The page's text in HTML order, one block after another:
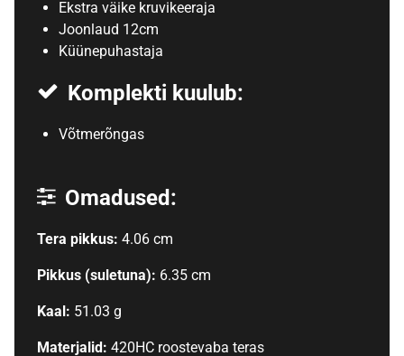
Ekstra väike kruvikeeraja
Joonlaud 12cm
Küünepuhastaja
Komplekti kuulub:
Võtmerõngas
Omadused:
Tera pikkus: 4.06 cm
Pikkus (suletuna): 6.35 cm
Kaal: 51.03 g
Materjalid: 420HC roostevaba teras